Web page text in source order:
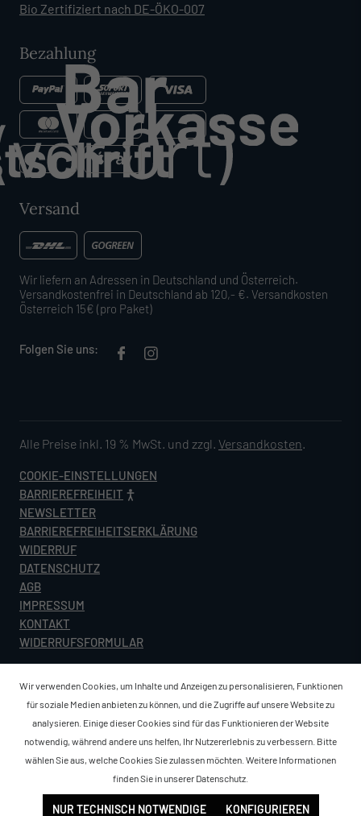
Bio Zertifiziert nach DE-ÖKO-007
Bezahlung
Versand
Wir liefern an Adressen in Deutschland und Österreich.
Versandkostenfrei in Deutschland ab 120,- €. Versandkosten
Österreich 15€ (pro Paket)
Folgen Sie uns:
Alle Preise inkl. 19 % MwSt. und zzgl. Versandkosten.
COOKIE-EINSTELLUNGEN
BARRIEREFREIHEIT
NEWSLETTER
BARRIEREFREIHEITSERKLÄRUNG
WIDERRUF
DATENSCHUTZ
AGB
IMPRESSUM
KONTAKT
WIDERRUFSFORMULAR
Wir verwenden Cookies, um Inhalte und Anzeigen zu personalisieren, Funktionen
für soziale Medien anbieten zu können, und die Zugriffe auf unsere Website zu
analysieren. Einige dieser Cookies sind für das Funktionieren der Website
notwendig, während andere uns helfen, Ihr Nutzererlebnis zu verbessern. Bitte
wählen Sie aus, welche Cookies Sie zulassen möchten. Weitere Informationen
finden Sie in unserer Datenschutz
NUR TECHNISCH NOTWENDIGE KONFIGURIEREN